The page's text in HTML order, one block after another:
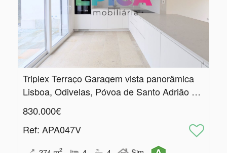
Triplex Terraço Garagem vista panorâmica
Lisboa, Odivelas, Póvoa de Santo Adrião e Olival Basto
830.000€
Ref: APA047V
2